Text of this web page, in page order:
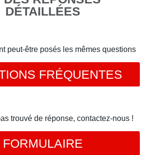
DÉTAILLÉES
peut-être posés les mêmes questions
FRÉQUENTES
trouvé de réponse, contactez-nous !
FORMULAIRE